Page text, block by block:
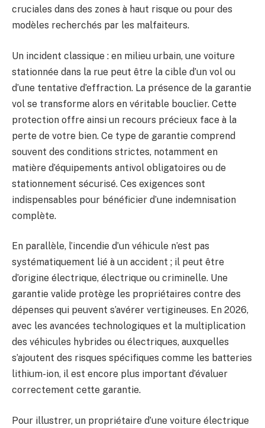
cruciales dans des zones à haut risque ou pour des
modèles recherchés par les malfaiteurs.
Un incident classique : en milieu urbain, une voiture
stationnée dans la rue peut être la cible d’un vol ou
d’une tentative d’effraction. La présence de la garantie
vol se transforme alors en véritable bouclier. Cette
protection offre ainsi un recours précieux face à la
perte de votre bien. Ce type de garantie comprend
souvent des conditions strictes, notamment en
matière d’équipements antivol obligatoires ou de
stationnement sécurisé. Ces exigences sont
indispensables pour bénéficier d’une indemnisation
complète.
En parallèle, l’incendie d’un véhicule n’est pas
systématiquement lié à un accident ; il peut être
d’origine électrique, électrique ou criminelle. Une
garantie valide protège les propriétaires contre des
dépenses qui peuvent s’avérer vertigineuses. En 2026,
avec les avancées technologiques et la multiplication
des véhicules hybrides ou électriques, auxquelles
s’ajoutent des risques spécifiques comme les batteries
lithium-ion, il est encore plus important d’évaluer
correctement cette garantie.
Pour illustrer, un propriétaire d’une voiture électrique